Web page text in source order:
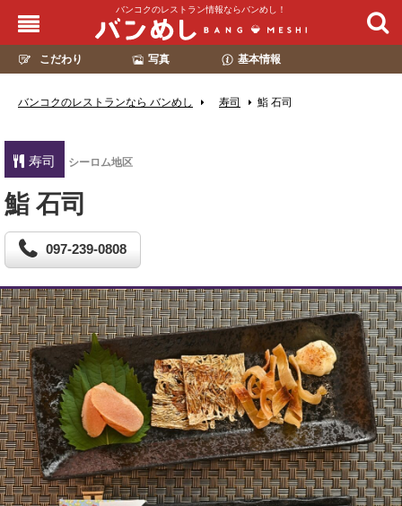
バンコクのレストラン情報ならバンめし！
こだわり 写真 基本情報
バンコクのレストランなら バンめし 寿司 鮨 石司
寿司 シーロム地区
鮨 石司
097-239-0808